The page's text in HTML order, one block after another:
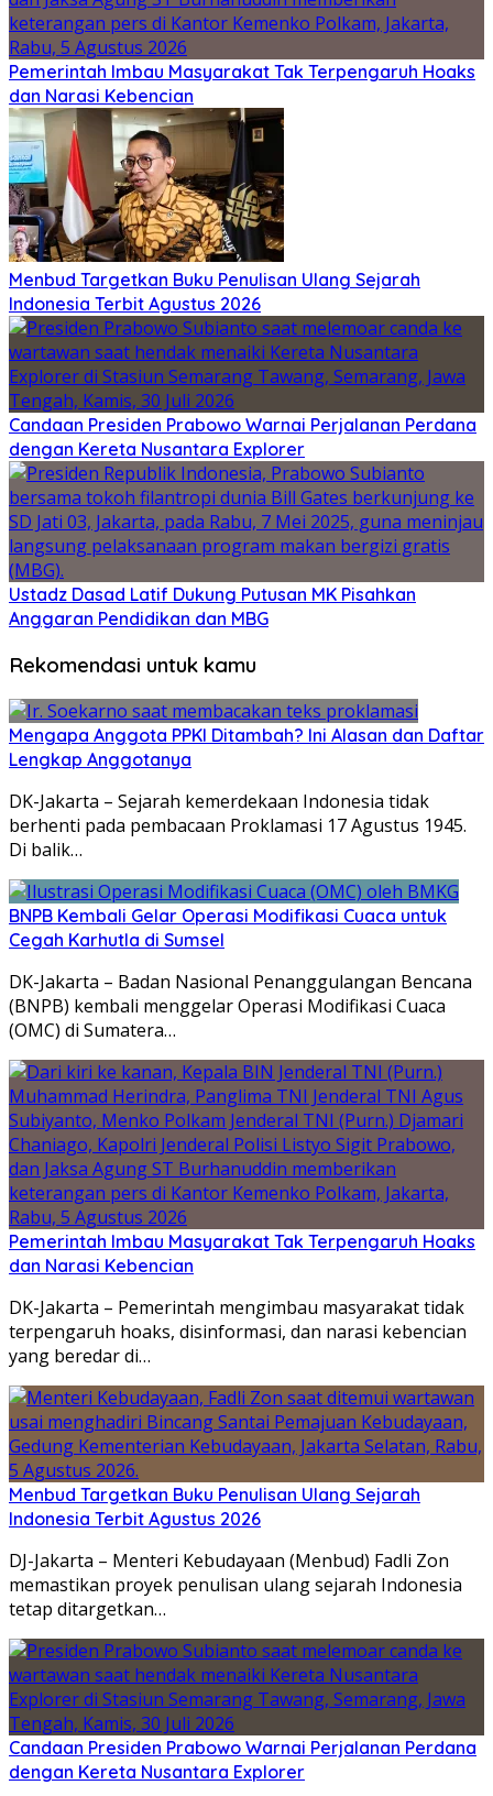
Pemerintah Imbau Masyarakat Tak Terpengaruh Hoaks
dan Narasi Kebencian
Menbud Targetkan Buku Penulisan Ulang Sejarah
Indonesia Terbit Agustus 2026
Candaan Presiden Prabowo Warnai Perjalanan Perdana
dengan Kereta Nusantara Explorer
Ustadz Dasad Latif Dukung Putusan MK Pisahkan
Anggaran Pendidikan dan MBG
Rekomendasi untuk kamu
Mengapa Anggota PPKI Ditambah? Ini Alasan dan Daftar
Lengkap Anggotanya
DK-Jakarta – Sejarah kemerdekaan Indonesia tidak
berhenti pada pembacaan Proklamasi 17 Agustus 1945.
Di balik…
BNPB Kembali Gelar Operasi Modifikasi Cuaca untuk
Cegah Karhutla di Sumsel
DK-Jakarta – Badan Nasional Penanggulangan Bencana
(BNPB) kembali menggelar Operasi Modifikasi Cuaca
(OMC) di Sumatera…
Pemerintah Imbau Masyarakat Tak Terpengaruh Hoaks
dan Narasi Kebencian
DK-Jakarta – Pemerintah mengimbau masyarakat tidak
terpengaruh hoaks, disinformasi, dan narasi kebencian
yang beredar di…
Menbud Targetkan Buku Penulisan Ulang Sejarah
Indonesia Terbit Agustus 2026
DJ-Jakarta – Menteri Kebudayaan (Menbud) Fadli Zon
memastikan proyek penulisan ulang sejarah Indonesia
tetap ditargetkan…
Candaan Presiden Prabowo Warnai Perjalanan Perdana
dengan Kereta Nusantara Explorer